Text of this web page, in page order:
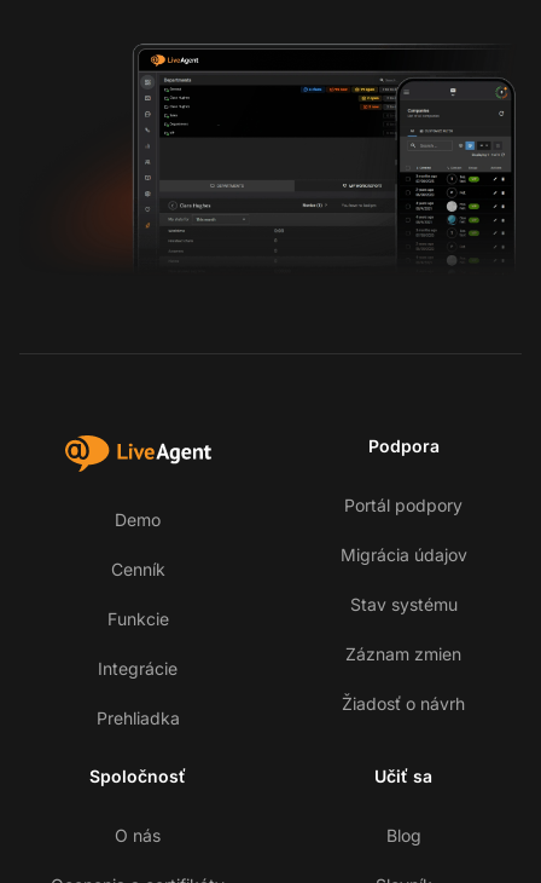
Demo
Cenník
Funkcie
Integrácie
Prehliadka
Podpora
Portál podpory
Migrácia údajov
Stav systému
Záznam zmien
Žiadosť o návrh
Spoločnosť
O nás
Učiť sa
Blog